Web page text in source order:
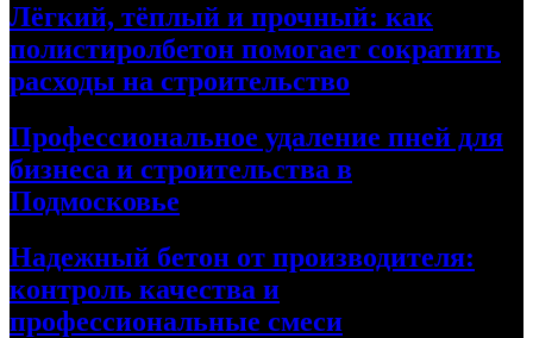
Лёгкий, тёплый и прочный: как
полистиролбетон помогает сократить
расходы на строительство
Профессиональное удаление пней для
бизнеса и строительства в
Подмосковье
Надежный бетон от производителя:
контроль качества и
профессиональные смеси